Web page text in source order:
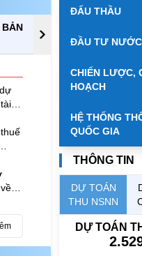
BẢN
ĐẤU THẦU
ĐẦU TƯ
CHIẾN LƯỢC,
HOẠCH
HỆ THỐNG
QUỐC GIA
THÔNG TIN
DỰ TOÁN
THU NSNN
DỰ TOÁN